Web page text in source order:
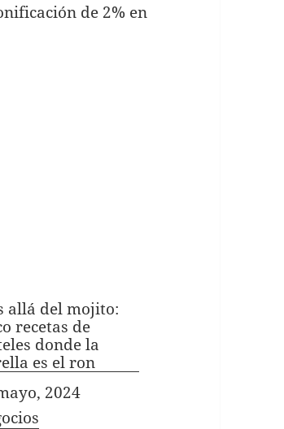
de 2% en
allá del mojito:
recetas de
donde la
es el ron
2024
to